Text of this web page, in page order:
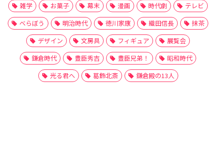
雑学
お菓子 幕末 漫画 時代劇
テレビ
べらぼう
明治時代 徳川家康 織田信長
抹茶
デザイン
文房具 フィギュア
展覧会
鎌倉時代
豊臣秀吉 豊臣兄弟！
昭和時代
光る君へ
葛飾北斎 鎌倉殿の13人